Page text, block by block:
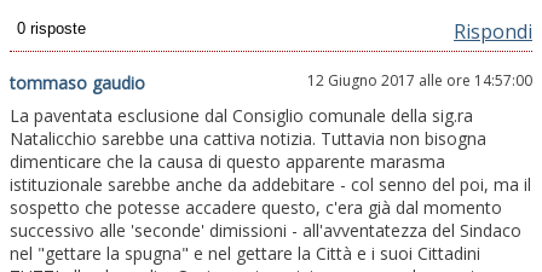
Rispondi
tommaso gaudio 12 Giugno 2017 alle ore 14:57:00
La paventata esclusione dal Consiglio comunale della sig.ra
Natalicchio sarebbe una cattiva notizia. Tuttavia non bisogna
dimenticare che la causa di questo apparente marasma
istituzionale sarebbe anche da addebitare - col senno del poi, ma il
sospetto che potesse accadere questo, c'era già dal momento
successivo alle 'seconde' dimissioni - all'avventatezza del Sindaco
nel "gettare la spugna" e nel gettare la Città e i suoi Cittadini